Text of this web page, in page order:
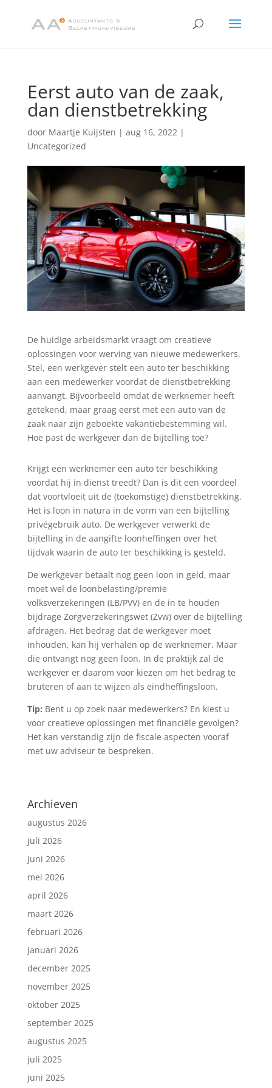
Eerst auto van de zaak,
dan dienstbetrekking
door Maartje Kuijsten | aug 16, 2022|
Uncategorized
De huidige arbeidsmarkt vraagt om creatieve
oplossingen voor werving van nieuwe medewerkers.
Stel, een werkgever stelt een auto ter beschikking
aan een medewerker voordat de dienstbetrekking
aanvangt. Bijvoorbeeld omdat de werknemer heeft
getekend, maar graag eerst met een auto van de
zaak naar zijn geboekte vakantiebestemming wil.
Hoe past de werkgever dan de bijtelling toe?
Krijgt een werknemer een auto ter beschikking
voordat hij in dienst treedt? Dan is dit een voordeel
dat voortvloeit uit de (toekomstige) dienstbetrekking.
Het is loon in natura in de vorm van een bijtelling
privégebruik auto. De werkgever verwerkt de
bijtelling in de aangifte loonheffingen over het
tijdvak waarin de auto ter beschikking is gesteld.
De werkgever betaalt nog geen loon in geld, maar
moet wel de loonbelasting/premie
volksverzekeringen (LB/PVV) en de in te houden
bijdrage Zorgverzekeringswet (Zvw) over de bijtelling
afdragen. Het bedrag dat de werkgever moet
inhouden, kan hij verhalen op de werknemer. Maar
die ontvangt nog geen loon. In de praktijk zal de
werkgever er daarom voor kiezen om het bedrag te
bruteren of aan te wijzen als eindheffingsloon.
Tip: Bent u op zoek naar medewerkers? En kiest u
voor creatieve oplossingen met financiële gevolgen?
Het kan verstandig zijn de fiscale aspecten vooraf
met uw adviseur te bespreken.
Archieven
augustus 2026
juli 2026
juni 2026
mei 2026
april 2026
maart 2026
februari 2026
januari 2026
december 2025
november 2025
oktober 2025
september 2025
augustus 2025
juli 2025
juni 2025